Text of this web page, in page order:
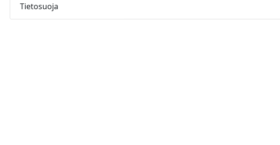
Tietosuoja